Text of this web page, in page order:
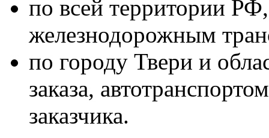
по всей территории
железнодорожным
по городу Твери и
заказа,
заказчика.